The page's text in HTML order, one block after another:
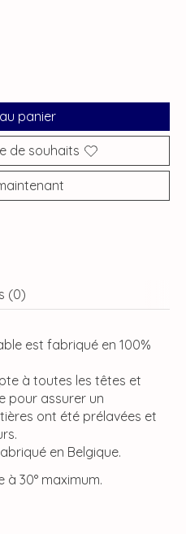
panier
de souhaits
(0)
est fabriqué en 100%
à toutes les têtes et
pour assurer un
ont été prélavées et
en Belgique.
à 30° maximum.